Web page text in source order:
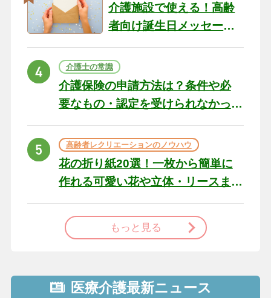
介護施設で使える！高齢
者向け誕生日メッセージ
ト
介護士の常識
介護保険の申請方法は？条件や必
要なもの・認定を受けられなかっ
高齢者レクリエーションのノウハウ
花の折り紙20選！一枚から簡単に
作れる可愛い花や立体・リースま
もっと見る
医療介護最新ニュース